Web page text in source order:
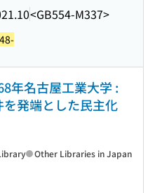
<GB554-M337>
年名古屋工業大学 :
発端とした民主化
Other Libraries in Japan